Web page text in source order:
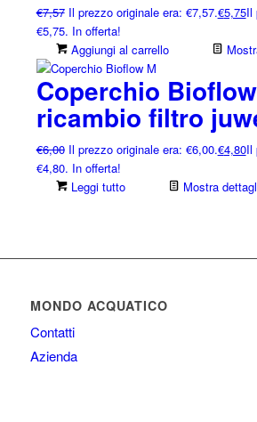
€7,57 Il prezzo originale era: €7,57.€5,75Il
€5,75. In offerta!
Aggiungi al carrello
Coperchio
ricambio filtro
€6,00 Il prezzo originale era: €6,00.€4,80Il
€4,80. In offerta!
Leggi tutto
Mostra
MONDO ACQUATICO
Contatti
Azienda